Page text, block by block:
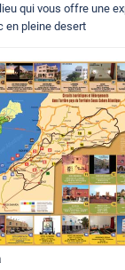
qui vous offre une
en pleine desert